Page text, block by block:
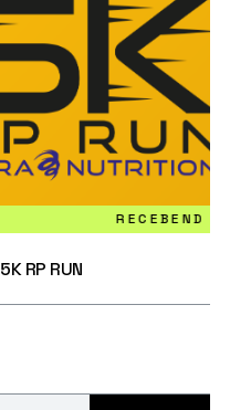
RECEBENDO INSCRIÇÕES
5K RP RUN